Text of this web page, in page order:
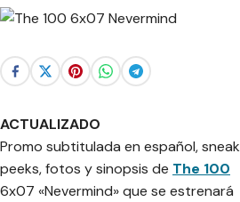
ACTUALIZADO
Promo subtitulada en español, sneak
peeks, fotos y sinopsis de The 100
6x07 «Nevermind» que se estrenará